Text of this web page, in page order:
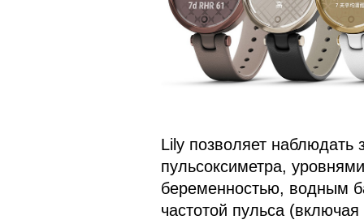
Lily позволяет
пульсоксиметра,
беременностью, водным
частотой пульса